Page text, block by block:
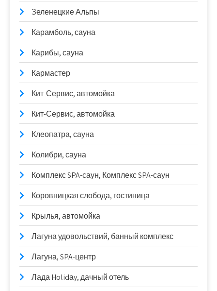
Зеленецкие Альпы
Карамболь, сауна
Карибы, сауна
Кармастер
Кит-Сервис, автомойка
Кит-Сервис, автомойка
Клеопатра, сауна
Колибри, сауна
Комплекс SPA-саун, Комплекс SPA-саун
Коровницкая слобода, гостиница
Крылья, автомойка
Лагуна удовольствий, банный комплекс
Лагуна, SPA-центр
Лада Holidаy, дачный отель